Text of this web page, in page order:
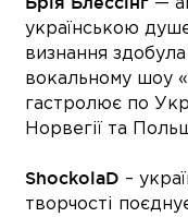
—
українською
визнання здобула
вокальному шоу
гастролює по
Норвегії та
ShockolaD –
творчості